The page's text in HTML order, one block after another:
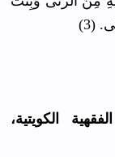
(3)
الكويتية،